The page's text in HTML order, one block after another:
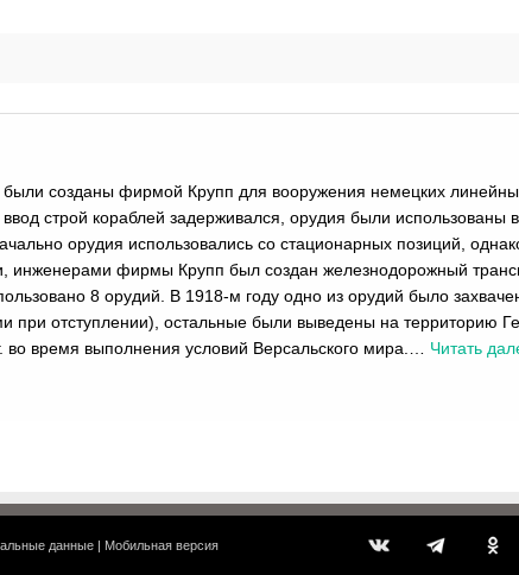
созданы фирмой Крупп для вооружения немецких
строй кораблей задерживался, орудия были использованы
орудия использовались со стационарных позиций,
инженерами фирмы Крупп был создан железнодорожный
8 орудий. В 1918-м году одно из орудий было
при отступлении), остальные были выведены на территорию
во время выполнения условий Версальского мира.
Читать
данные | Мобильная версия